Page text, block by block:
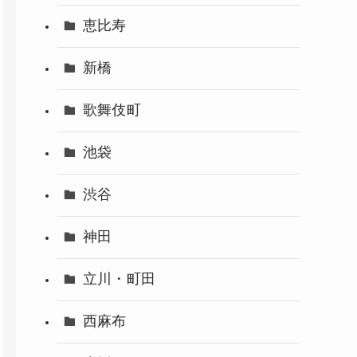
恵比寿
新橋
歌舞伎町
池袋
渋谷
神田
立川・町田
西麻布